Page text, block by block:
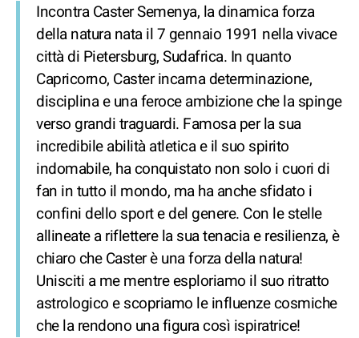
Incontra Caster Semenya, la dinamica forza
della natura nata il 7 gennaio 1991 nella vivace
città di Pietersburg, Sudafrica. In quanto
Capricorno, Caster incarna determinazione,
disciplina e una feroce ambizione che la spinge
verso grandi traguardi. Famosa per la sua
incredibile abilità atletica e il suo spirito
indomabile, ha conquistato non solo i cuori di
fan in tutto il mondo, ma ha anche sfidato i
confini dello sport e del genere. Con le stelle
allineate a riflettere la sua tenacia e resilienza, è
chiaro che Caster è una forza della natura!
Unisciti a me mentre esploriamo il suo ritratto
astrologico e scopriamo le influenze cosmiche
che la rendono una figura così ispiratrice!